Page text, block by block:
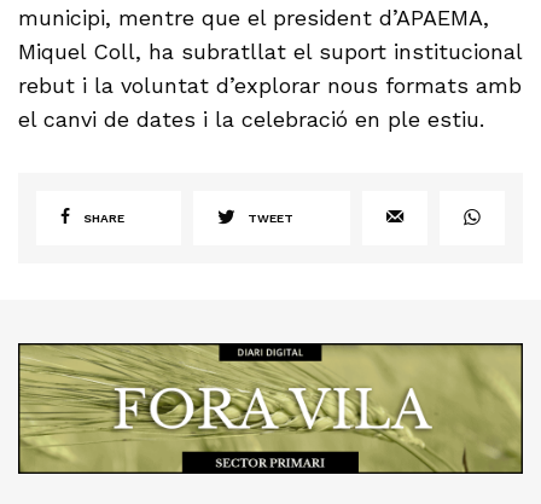
municipi, mentre que el president d’APAEMA,
Miquel Coll, ha subratllat el suport institucional
rebut i la voluntat d’explorar nous formats amb
el canvi de dates i la celebració en ple estiu.
SHARE TWEET